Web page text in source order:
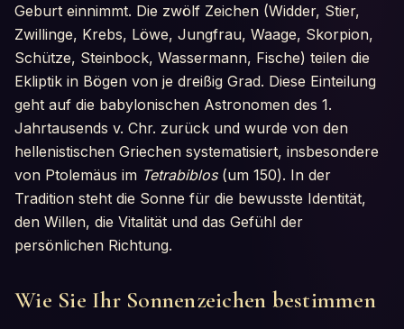
Geburt einnimmt. Die zwölf Zeichen (Widder, Stier,
Zwillinge, Krebs, Löwe, Jungfrau, Waage, Skorpion,
Schütze, Steinbock, Wassermann, Fische) teilen die
Ekliptik in Bögen von je dreißig Grad. Diese Einteilung
geht auf die babylonischen Astronomen des 1.
Jahrtausends v. Chr. zurück und wurde von den
hellenistischen Griechen systematisiert, insbesondere
von Ptolemäus im Tetrabiblos(um 150). In der
Tradition steht die Sonne für die bewusste Identität,
den Willen, die Vitalität und das Gefühl der
persönlichen Richtung.
Wie Sie Ihr Sonnenzeichen bestimmen